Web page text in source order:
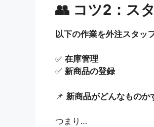
👥 コツ2：ス
以下の作業を外注スタッ
✅ 在庫管理
✅ 新商品の登録
📌 新商品がどんなものか
つまり…